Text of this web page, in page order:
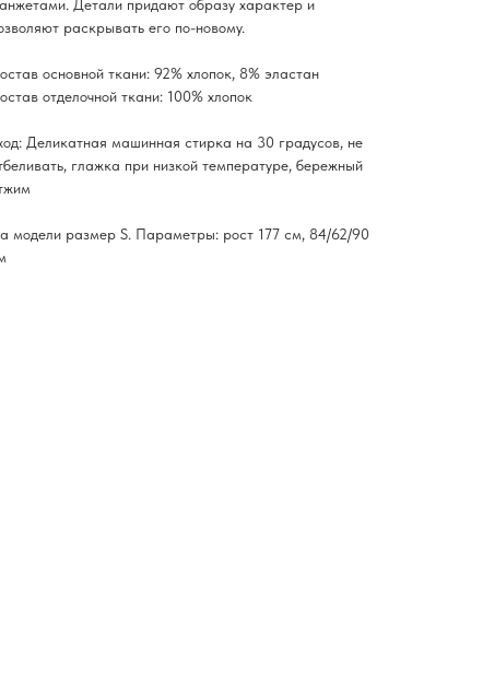
Детали придают образу характер и
раскрывать его по-новому.
основной ткани: 92% хлопок, 8% эластан
отделочной ткани: 100% хлопок
Деликатная машинная стирка на 30 градусов, не
глажка при низкой температуре, бережный
модели размер S. Параметры: рост 177 см, 84/62/90